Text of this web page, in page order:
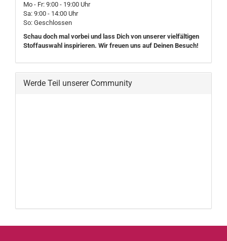
Mo - Fr: 9:00 - 19:00 Uhr
Sa: 9:00 - 14:00 Uhr
So: Geschlossen
Schau doch mal vorbei und lass Dich von unserer vielfältigen
Stoffauswahl inspirieren. Wir freuen uns auf Deinen Besuch!
Werde Teil unserer Community